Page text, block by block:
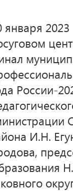
января
России-
И.Н.